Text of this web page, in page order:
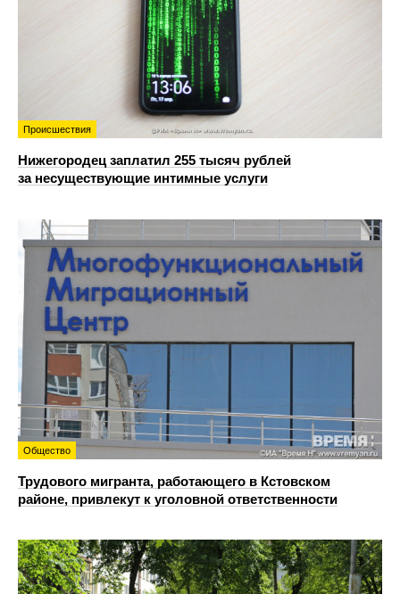
Происшествия
Нижегородец заплатил 255 тысяч рублей
за несуществующие интимные услуги
Общество
Трудового мигранта, работающего в Кстовском
районе, привлекут к уголовной ответственности